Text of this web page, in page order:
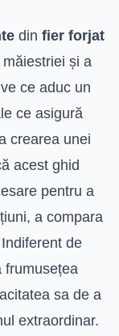
din fier forjat
și a
ce aduc un
ce asigură
crearea unei
acest ghid
pentru a
a compara
de
frumusețea
sa de a
extraordinar.